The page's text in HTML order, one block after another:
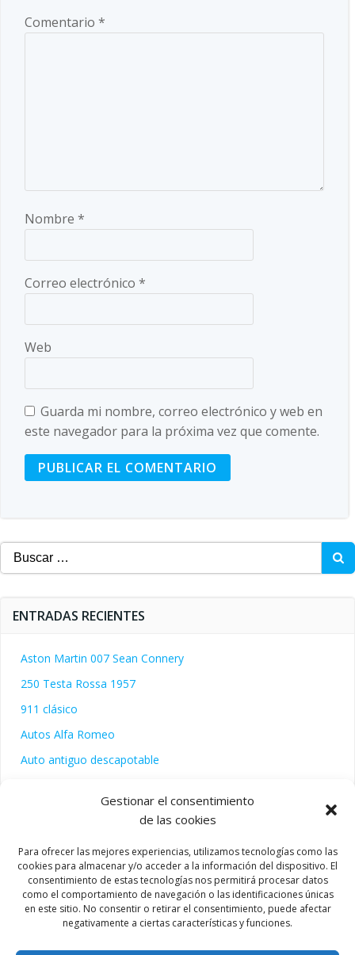
Gestionar el consentimiento
de las cookies
Para ofrecer las mejores experiencias, utilizamos tecnologías como las
cookies para almacenar y/o acceder a la información del dispositivo. El
consentimiento de estas tecnologías nos permitirá procesar datos
como el comportamiento de navegación o las identificaciones únicas
en este sitio. No consentir o retirar el consentimiento, puede afectar
negativamente a ciertas características y funciones.
Comentario *
Nombre *
Correo electrónico *
Web
Guarda mi nombre, correo electrónico y web en
este navegador para la próxima vez que comente.
Buscar:
ENTRADAS RECIENTES
Aston Martin 007 Sean Connery
250 Testa Rossa 1957
911 clásico
Autos Alfa Romeo
Auto antiguo descapotable
COMENTARIOS RECIENTES